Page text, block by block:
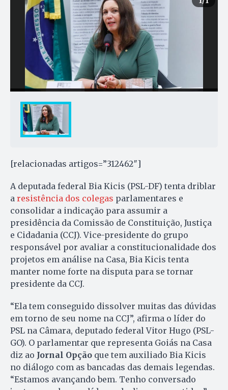
[relacionadas artigos=”312462″]
A deputada federal Bia Kicis (PSL-DF) tenta driblar
a resistência dos colegas parlamentares e
consolidar a indicação para assumir a
presidência da Comissão de Constituição, Justiça
e Cidadania (CCJ). Vice-presidente do grupo
responsável por avaliar a constitucionalidade dos
projetos em análise na Casa, Bia Kicis tenta
manter nome forte na disputa para se tornar
presidente da CCJ.
“Ela tem conseguido dissolver muitas das dúvidas
em torno de seu nome na CCJ”, afirma o líder do
PSL na Câmara, deputado federal Vitor Hugo (PSL-
GO). O parlamentar que representa Goiás na Casa
diz ao Jornal Opção que tem auxiliado Bia Kicis
no diálogo com as bancadas das demais legendas.
“Estamos avançando bem. Tenho conversado